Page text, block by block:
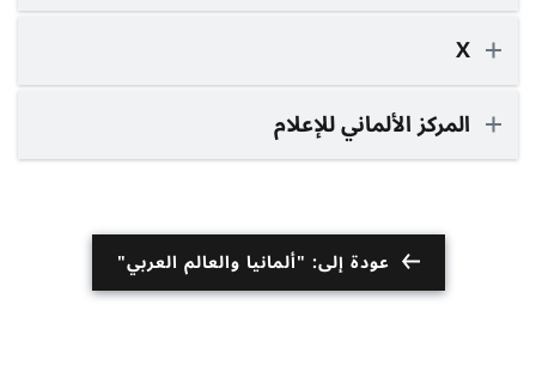
X
المركز الألماني للإعلام
عودة إلى: "ألمانيا والعالم العربي"